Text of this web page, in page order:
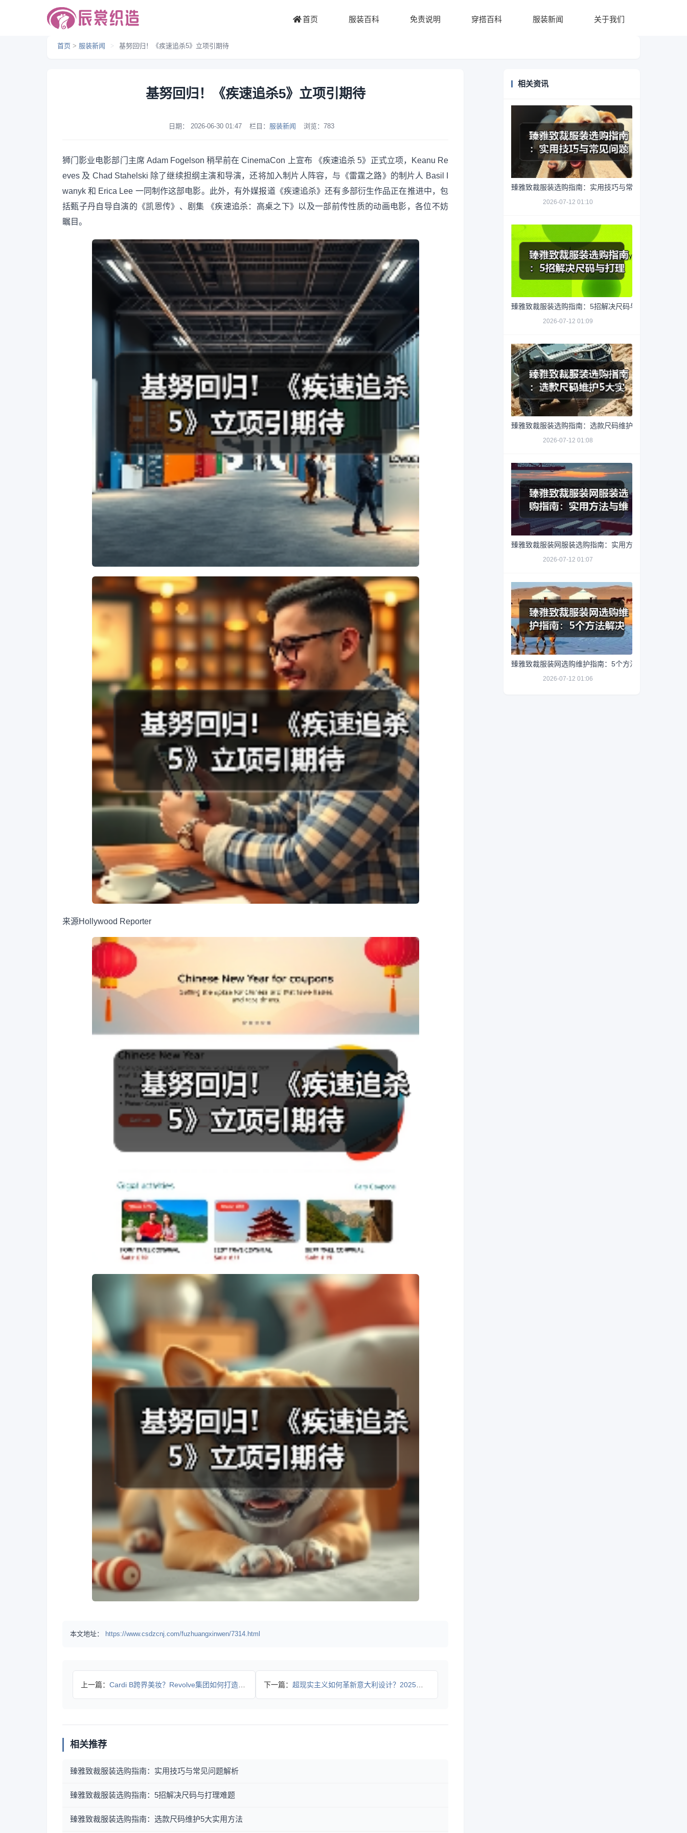
首页 服装百科 免责说明 穿搭百科 服装新闻 关于我们
首页 > 服装新闻 > 基努回归！《疾速追杀5》立项引期待
基努回归！《疾速追杀5》立项引期待
日期： 2026-06-30 01:47 栏目： 服装新闻 浏览： 783
狮门影业电影部门主席 Adam Fogelson 稍早前在 CinemaCon 上宣布 《疾速追杀 5》正式立项，Keanu Re
eves 及 Chad Stahelski 除了继续担纲主演和导演，还将加入制片人阵容，与《雷霆之路》的制片人 Basil I
wanyk 和 Erica Lee 一同制作这部电影。此外，有外媒报道《疾速追杀》还有多部衍生作品正在推进中，包
括甄子丹自导自演的《凯恩传》、剧集 《疾速追杀：高桌之下》以及一部前传性质的动画电影，各位不妨
瞩目。
来源Hollywood Reporter
本文地址： https://www.csdzcnj.com/fuzhuangxinwen/7314.html
上一篇： Cardi B跨界美妆？Revolve集团如何打造10亿美元 下一篇： 超现实主义如何革新意大利设计？2025春夏系列解析
相关推荐
臻雅致裁服装选购指南：实用技巧与常见问题解析
臻雅致裁服装选购指南：5招解决尺码与打理难题
臻雅致裁服装选购指南：选款尺码维护5大实用方法
相关资讯
臻雅致裁服装选购指南：实用技巧与常见问题解析
2026-07-12 01:10
臻雅致裁服装选购指南：5招解决尺码与打理难题
2026-07-12 01:09
臻雅致裁服装选购指南：选款尺码维护5大实用方法
2026-07-12 01:08
臻雅致裁服装网服装选购指南：实用方法与维护技巧
2026-07-12 01:07
臻雅致裁服装网选购维护指南：5个方法解决网购踩坑
2026-07-12 01:06